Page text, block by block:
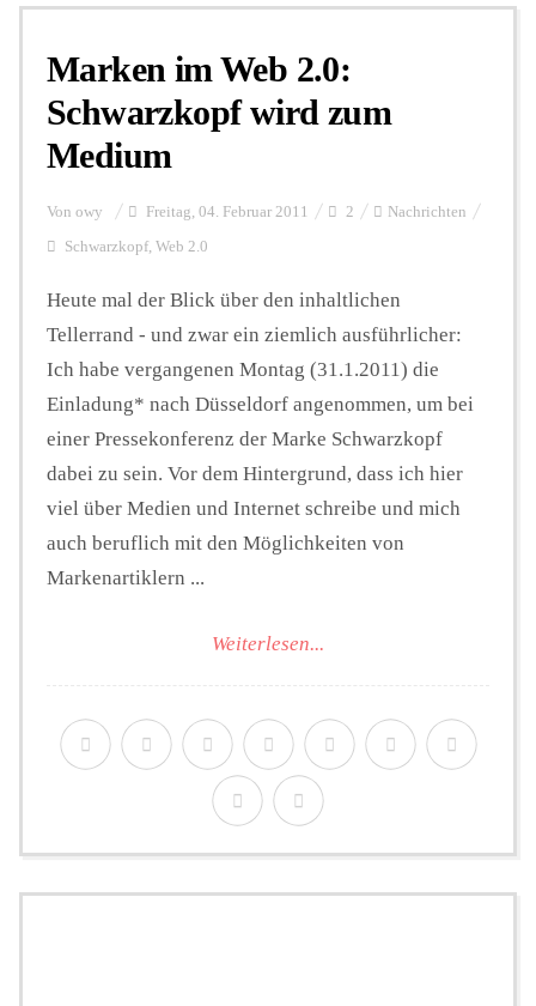
Personalien
FUNKTURM-Beiträge
Podcast
Seminare
Unterstützen
Marken im Web 2.0:
Schwarzkopf wird zum
Medium
Von owy Freitag, 04. Februar 2011 2 Nachrichten
Schwarzkopf, Web 2.0
Heute mal der Blick über den inhaltlichen
Tellerrand - und zwar ein ziemlich ausführlicher:
Ich habe vergangenen Montag (31.1.2011) die
Einladung* nach Düsseldorf angenommen, um bei
einer Pressekonferenz der Marke Schwarzkopf
dabei zu sein. Vor dem Hintergrund, dass ich hier
viel über Medien und Internet schreibe und mich
auch beruflich mit den Möglichkeiten von
Markenartiklern ...
Weiterlesen...